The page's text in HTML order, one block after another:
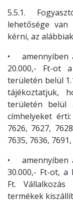
5.5.1.
lehetősége
kérni, az
• amennyiben
20.000,- Ft-ot
területén belül
tájékoztatjuk,
területén belül
címhelyeket
7626, 7627,
7635, 7636,
• amennyiben
30.000,- Ft-ot, a
Ft.
termékek